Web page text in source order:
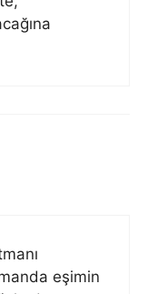
eşimin